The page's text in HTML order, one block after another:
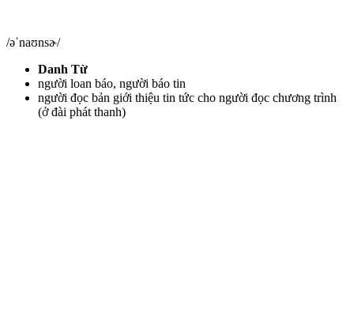
/əˈnaʊnsɚ/
Danh Từ
người loan báo, người báo tin
người đọc bản giới thiệu tin tức cho người đọc chương trình
(ở đài phát thanh)